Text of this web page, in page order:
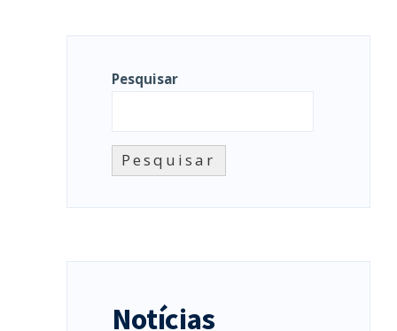
Pesquisar
Pesquisar
Notícias